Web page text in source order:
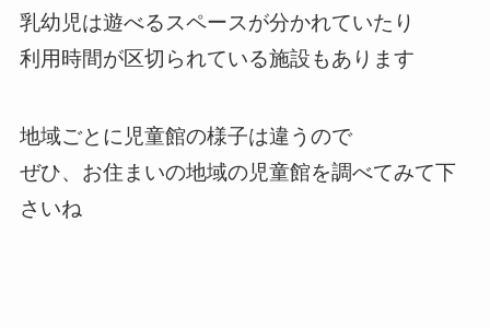
乳幼児は遊べるスペースが分かれていたり
利用時間が区切られている施設もあります
地域ごとに児童館の様子は違うので
ぜひ、お住まいの地域の児童館を調べてみて下
さいね